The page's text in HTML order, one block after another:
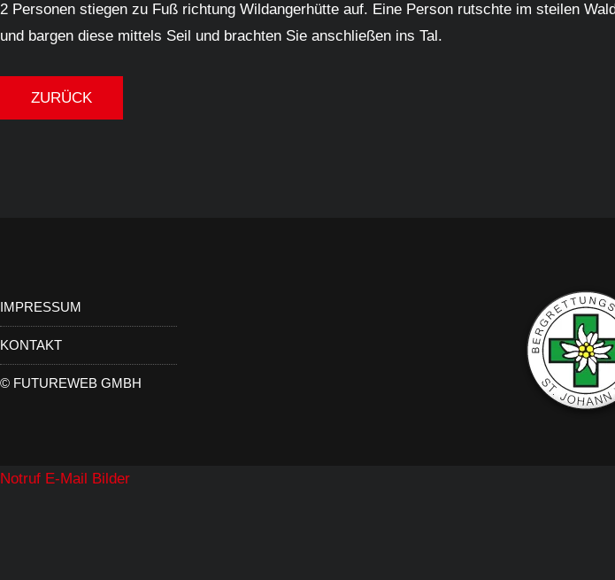
2 Personen stiegen zu Fuß richtung Wildangerhütte auf. Eine Person rutschte im steilen
und bargen diese mittels Seil und brachten Sie anschließen ins Tal.
ZURÜCK
IMPRESSUM
KONTAKT
© FUTUREWEB GMBH
Notruf E-Mail Bilder